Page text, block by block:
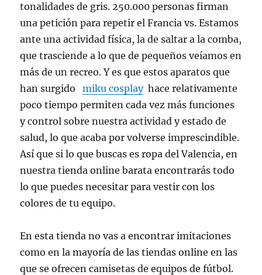
tonalidades de gris. 250.000 personas firman
una petición para repetir el Francia vs. Estamos
ante una actividad física, la de saltar a la comba,
que trasciende a lo que de pequeños veíamos en
más de un recreo. Y es que estos aparatos que
han surgidomiku cosplayhace relativamente
poco tiempo permiten cada vez más funciones
y control sobre nuestra actividad y estado de
salud, lo que acaba por volverse imprescindible.
Así que si lo que buscas es ropa del Valencia, en
nuestra tienda online barata encontrarás todo
lo que puedes necesitar para vestir con los
colores de tu equipo.
En esta tienda no vas a encontrar imitaciones
como en la mayoría de las tiendas online en las
que se ofrecen camisetas de equipos de fútbol.